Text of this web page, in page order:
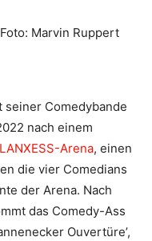
Ouvertüre
seiner Comedybande
nach einem
LANXESS-Arena, einen
die vier Comedians
der Arena. Nach
das Comedy-Ass
Ouvertüre’,